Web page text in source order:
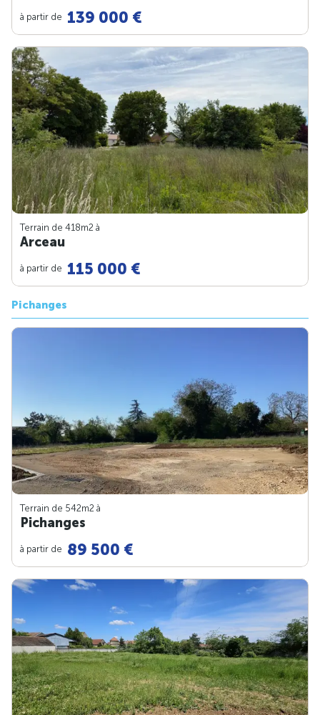
à partir de 139 000 €
Terrain de 418m2 à
Arceau
à partir de 115 000 €
Pichanges
Terrain de 542m2 à
Pichanges
à partir de 89 500 €